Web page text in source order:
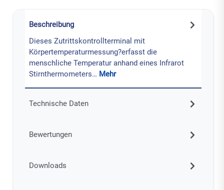
Beschreibung
Dieses Zutrittskontrollterminal mit
Körpertemperaturmessung?erfasst die
menschliche Temperatur anhand eines Infrarot
Stirnthermometers… Mehr
Technische Daten
Bewertungen
Downloads